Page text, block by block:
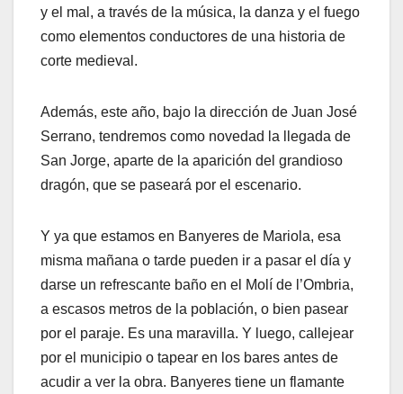
y el mal, a través de la música, la danza y el fuego
como elementos conductores de una historia de
corte medieval.
Además, este año, bajo la dirección de Juan José
Serrano, tendremos como novedad la llegada de
San Jorge, aparte de la aparición del grandioso
dragón, que se paseará por el escenario.
Y ya que estamos en Banyeres de Mariola, esa
misma mañana o tarde pueden ir a pasar el día y
darse un refrescante baño en el Molí de l’Ombria,
a escasos metros de la población, o bien pasear
por el paraje. Es una maravilla. Y luego, callejear
por el municipio o tapear en los bares antes de
acudir a ver la obra. Banyeres tiene un flamante